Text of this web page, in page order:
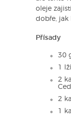
oleje
dobře, jak
Přísady
30
1
2
2
1